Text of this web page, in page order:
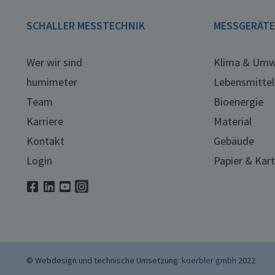
SCHALLER MESSTECHNIK
Wer wir sind
humimeter
Team
Karriere
Kontakt
Login
MESSGERÄTE
Klima &
Lebensmittel
Bioenergie
Material
Gebäude
Papier &
© Webdesign und technische Umsetzung: koerbler gmbh 2022